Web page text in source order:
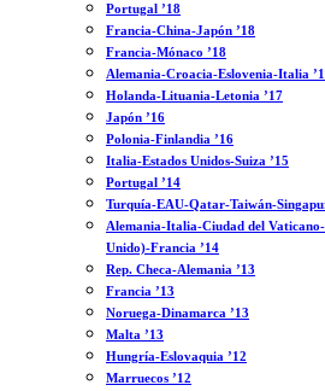
Portugal ’18
Francia-China-Japón ’18
Francia-Mónaco ’18
Alemania-Croacia-Eslovenia-Italia
Holanda-Lituania-Letonia ’17
Japón ’16
Polonia-Finlandia ’16
Italia-Estados Unidos-Suiza ’15
Portugal ’14
Turquía-EAU-Qatar-Taiwán-
Alemania-Italia-Ciudad del
Unido)-Francia ’14
Rep. Checa-Alemania ’13
Francia ’13
Noruega-Dinamarca ’13
Malta ’13
Hungría-Eslovaquia ’12
Marruecos ’12